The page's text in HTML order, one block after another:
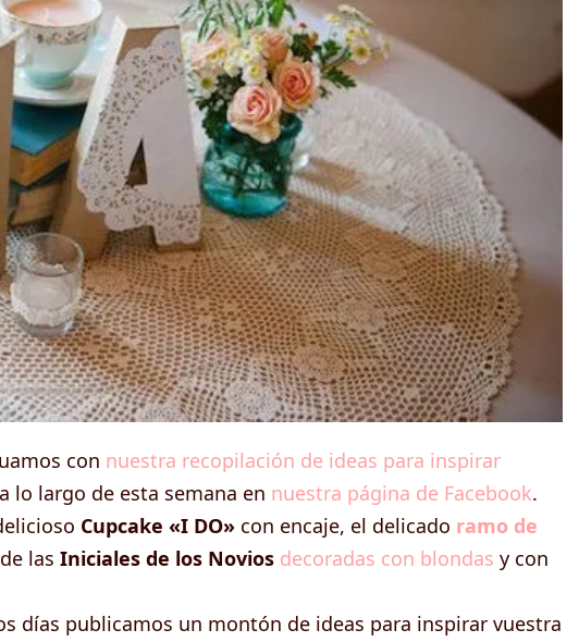
con nuestra recopilación de ideas para inspirar
lo largo de esta semana en nuestra página de Facebook.
Cupcake «I DO» con encaje, el delicado ramo de
las Iniciales de los Novios decoradas con blondas y con
días publicamos un montón de ideas para inspirar vuestra